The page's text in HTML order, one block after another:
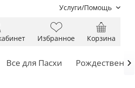
Услуги/Помощь
Корзина
Избранное
Все для Пасхи 